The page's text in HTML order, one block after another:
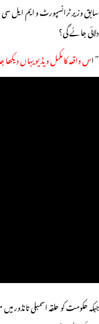
سابق وزیر ٹرانسپورٹ و ایم ایل
دلائی جائے گی؟
” اس واقعہ کا مکمل ویڈیو یہاں
جبکہ حکومت کو حلقہ اسمبلی تانڈور